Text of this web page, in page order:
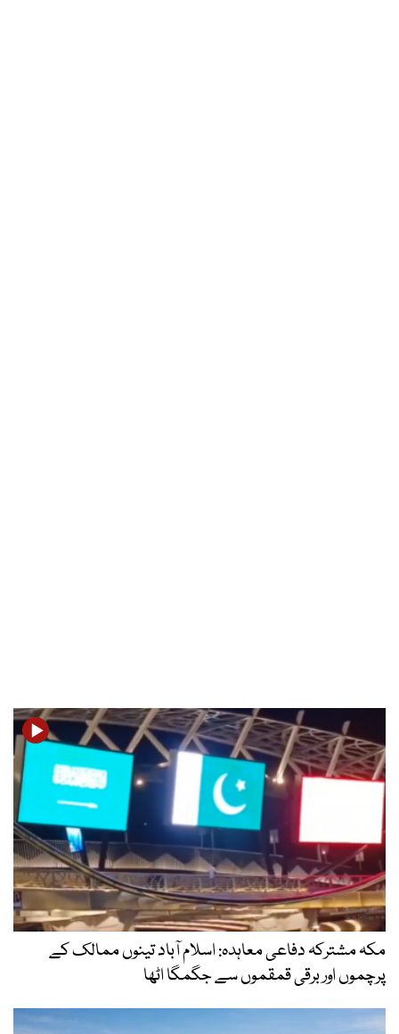
مکہ مشترکہ دفاعی معاہدہ: اسلام آباد تینوں ممالک کے
پرچموں اور برقی قمقموں سے جگمگا اٹھا